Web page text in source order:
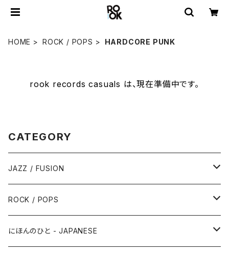
HOME ROCK / POPS HARDCORE PUNK
rook records casuals は、現在準備中です。
CATEGORY
JAZZ / FUSION
ピアノ - Piano
サックス - Saxophone
ROCK / POPS
50s-60s POPULAR VOCAL / OLDIES
にほんのひと - JAPANESE